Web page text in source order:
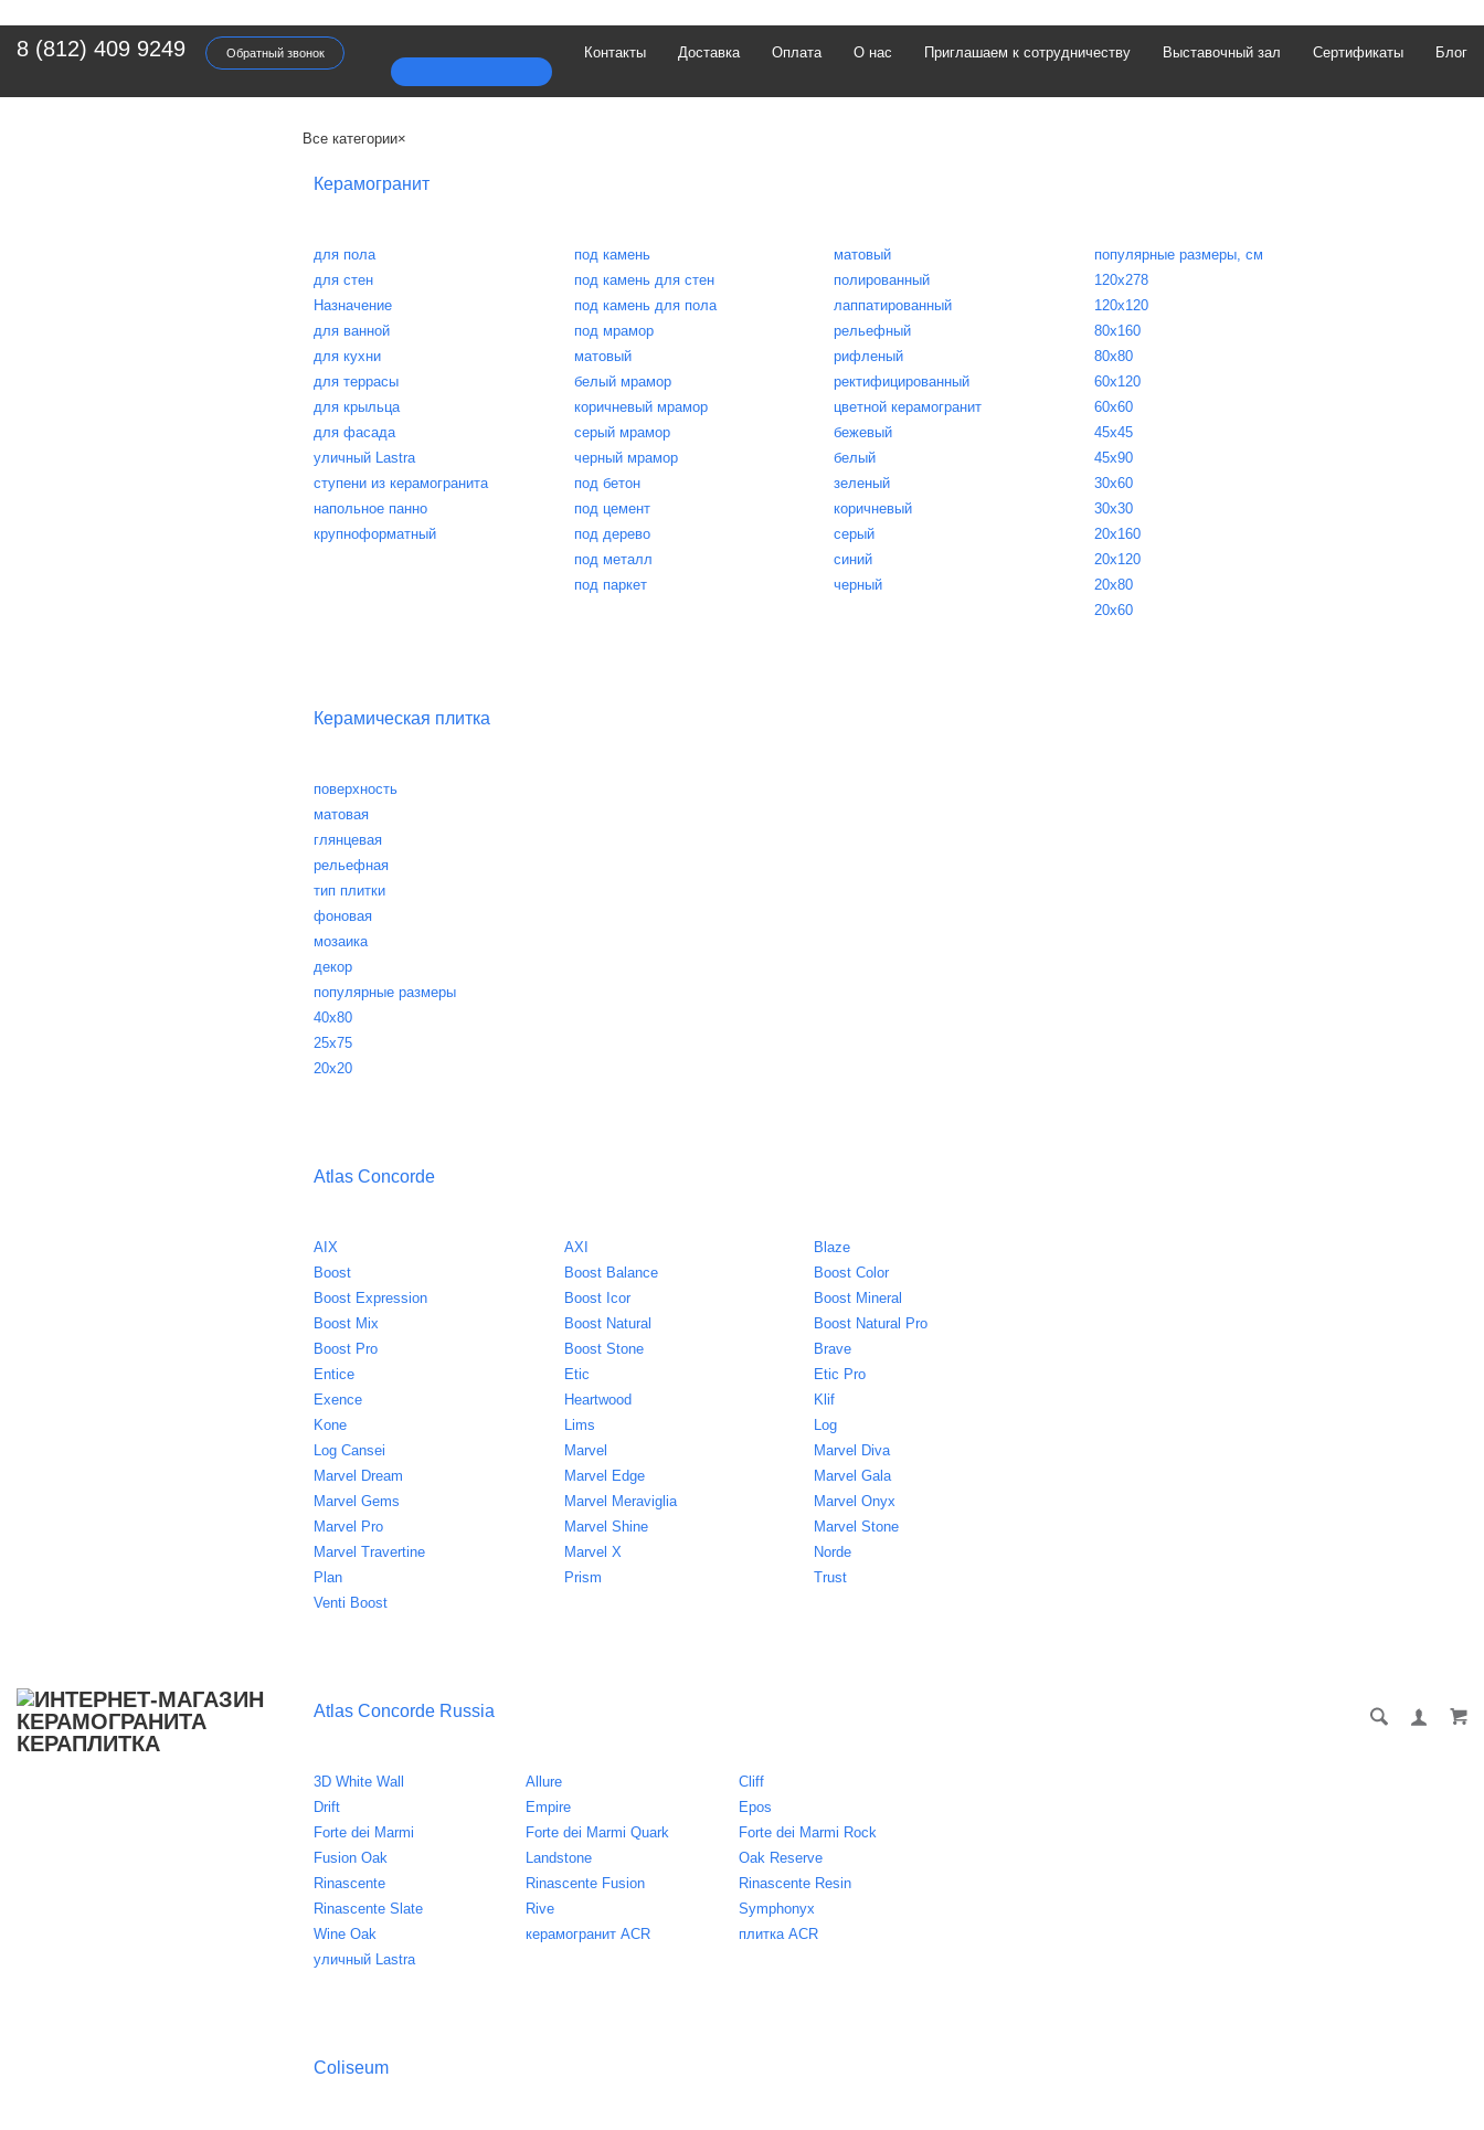
8 (812) 409 9249 Обратный звонок Контакты Доставка Оплата О нас Приглашаем к сотрудничеству Выставочный зал Сертификаты Блог
Все категории×
Керамогранит
для пола
для стен
Назначение
для ванной
для кухни
для террасы
для крыльца
для фасада
уличный Lastra
ступени из керамогранита
напольное панно
крупноформатный
под камень
под камень для стен
под камень для пола
под мрамор
матовый
белый мрамор
коричневый мрамор
серый мрамор
черный мрамор
под бетон
под цемент
под дерево
под металл
под паркет
матовый
полированный
лаппатированный
рельефный
рифленый
ректифицированный
цветной керамогранит
бежевый
белый
зеленый
коричневый
серый
синий
черный
популярные размеры, см
120х278
120х120
80х160
80х80
60х120
60х60
45х45
45х90
30х60
30х30
20х160
20х120
20х80
20х60
Керамическая плитка
поверхность
матовая
глянцевая
рельефная
тип плитки
фоновая
мозаика
декор
популярные размеры
40х80
25х75
20х20
Atlas Concorde
AIX
Boost
Boost Expression
Boost Mix
Boost Pro
Entice
Exence
Kone
Log Cansei
Marvel Dream
Marvel Gems
Marvel Pro
Marvel Travertine
Plan
Venti Boost
AXI
Boost Balance
Boost Icor
Boost Natural
Boost Stone
Etic
Heartwood
Lims
Marvel
Marvel Edge
Marvel Meraviglia
Marvel Shine
Marvel X
Prism
Blaze
Boost Color
Boost Mineral
Boost Natural Pro
Brave
Etic Pro
Klif
Log
Marvel Diva
Marvel Gala
Marvel Onyx
Marvel Stone
Norde
Trust
Atlas Concorde Russia
3D White Wall
Drift
Forte dei Marmi
Fusion Oak
Rinascente
Rinascente Slate
Wine Oak
уличный Lastra
Allure
Empire
Forte dei Marmi Quark
Landstone
Rinascente Fusion
Rive
керамогранит ACR
Cliff
Epos
Forte dei Marmi Rock
Oak Reserve
Rinascente Resin
Symphonyx
плитка ACR
Coliseum